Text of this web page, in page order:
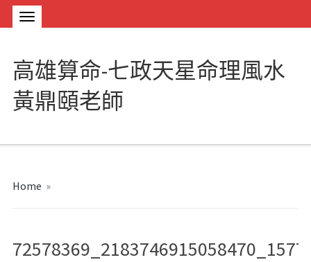
高雄算命-七政天星命理風水
黃鼎頤老師
Home »